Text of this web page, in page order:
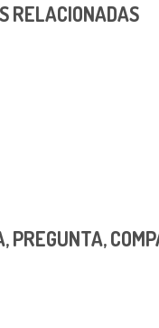
RELACIONADAS
PREGUNTA,